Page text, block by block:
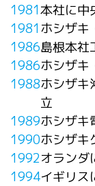
1981本社に中
1981 ホシザキ
1986島根本社
1986ホシザキ
1988ホシザキ
立
1989ホシザキ
1990ホシザキ
1992オランダ
1994イギリス